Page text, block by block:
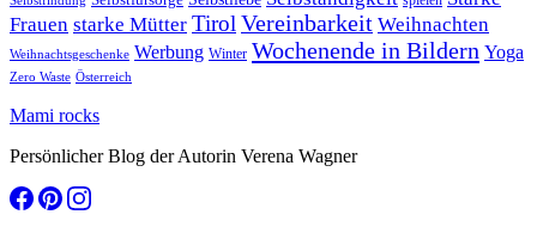
Frauen starke Mütter Tirol Vereinbarkeit Weihnachten
Weihnachtsgeschenke Werbung Winter Wochenende in Bildern Yoga
Zero Waste Österreich
Mami rocks
Persönlicher Blog der Autorin Verena Wagner